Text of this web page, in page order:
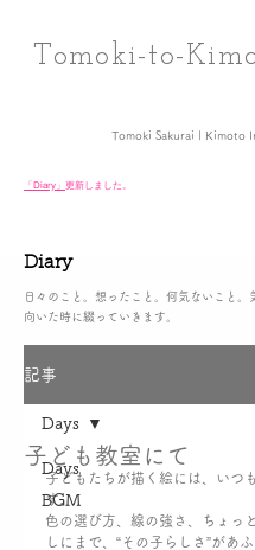
Tomoki-to-
Tomoki Sakurai | Kimoto
「Diary」 更新しました。
Diary
日々のこと。想ったこと。何気ないこと。
向いた時に綴っていきます。
記事
Days
BGM
Days
子ども教室にて
子どもたちが描く絵には、いつ
す。
色の選び方、線の強さ、ちょっ
しにまで、“その子らしさ”があ